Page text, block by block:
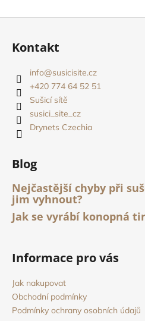
Z
Kontakt
info@susicisite.cz
+420 774 64 52 51
Sušicí sítě
susici_site_cz
Drynets Czechia
Blog
Nejčastější chyby při
jim vyhnout?
Jak se vyrábí konopná
Informace pro vás
Jak nakupovat
Obchodní podmínky
Podmínky ochrany osobních údajů